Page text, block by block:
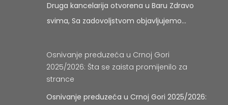
Druga kancelarija otvorena u Baru Zdravo
svima, Sa zadovoljstvom objavljujemo…
Osnivanje preduzeća u Crnoj Gori
2025/2026: Šta se zaista promijenilo za
strance
Osnivanje preduzeća u Crnoj Gori 2025/2026: